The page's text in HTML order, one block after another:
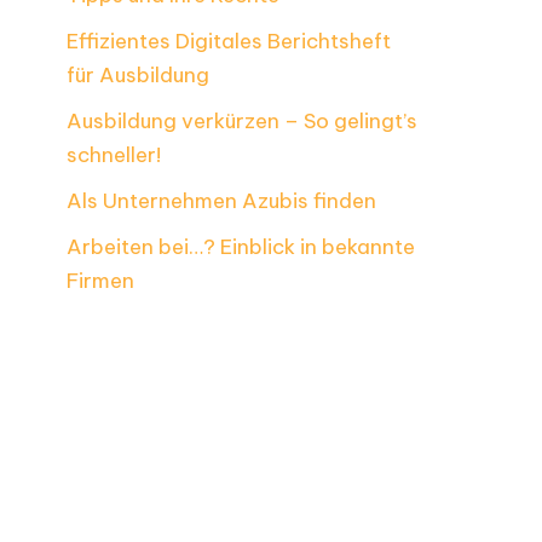
Effizientes Digitales Berichtsheft
für Ausbildung
Ausbildung verkürzen – So gelingt’s
schneller!
Als Unternehmen Azubis finden
Arbeiten bei…? Einblick in bekannte
Firmen